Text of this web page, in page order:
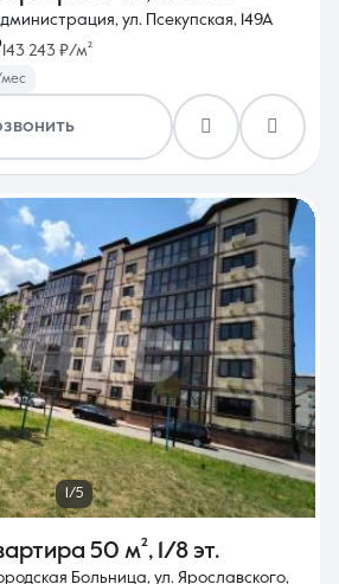
ул. Псекупская, 149А
143 243 ₽/м²
1/5
50 м², 1/8 эт.
Больница, ул. Ярославского,